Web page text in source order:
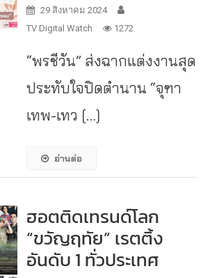
29 สิงหาคม 2024
TV Digital Watch
1272
“พรชีวัน” ส่งฉากแต่งงานสุด
ประทับใจปิดตำนาน “จุฑา
เทพ-เทว […]
อ่านต่อ
ฮอตติดเทรนด์โลก
“ขวัญฤทัย” เรตติ้ง
อันดับ 1 ทั่วประเทศ